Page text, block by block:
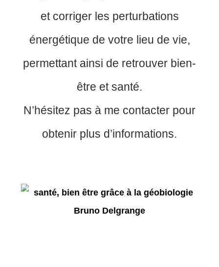
et corriger les perturbations
énergétique de votre lieu de vie,
permettant ainsi de retrouver bien-
être et santé.
N’hésitez pas à me contacter pour
obtenir plus d’informations.